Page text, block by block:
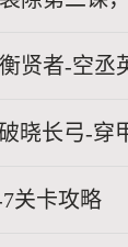
贤者-空丞
晓长弓-穿
关卡攻略